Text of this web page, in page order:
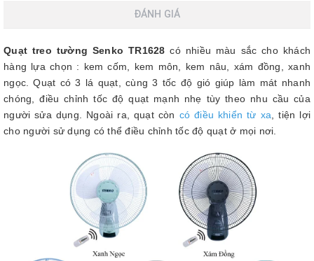
ĐÁNH GIÁ
Quạt treo tường Senko TR1628 có nhiều màu sắc cho khách
hàng lựa chọn : kem cốm, kem môn, kem nâu, xám đồng, xanh
ngọc. Quạt có 3 lá quạt, cùng 3 tốc độ gió giúp làm mát nhanh
chóng, điều chỉnh tốc độ quạt mạnh nhẹ tùy theo nhu cầu của
người sửa dụng. Ngoài ra, quạt còn có điều khiển từ xa , tiện lợi
cho người sử dụng có thể điều chỉnh tốc độ quạt ở mọi nơi.